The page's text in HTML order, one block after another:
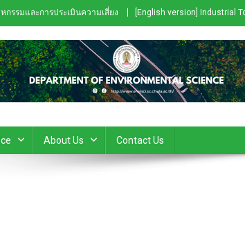
รมและการประเมินความเสี่ยง [English version] Industrial
About Us Contact Us